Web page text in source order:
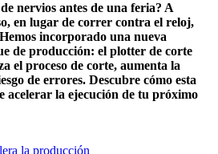
nervios antes de una feria? A
en lugar de correr contra el reloj,
incorporado una nueva
de producción: el plotter de corte
el proceso de corte, aumenta la
de errores. Descubre cómo esta
acelerar la ejecución de tu próximo
la producción